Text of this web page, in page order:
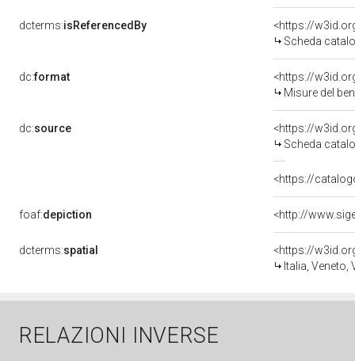
dcterms:isReferencedBy
<https://
Scheda
dc:format
<https://
Misure del
dc:source
<https://
Scheda
<https://
foaf:depiction
dcterms:spatial
<https://
Italia, Veneto,
RELAZIONI INVERSE